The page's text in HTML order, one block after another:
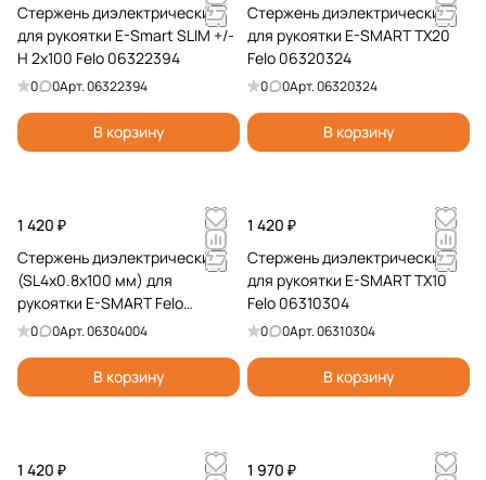
Стержень диэлектрический
для рукоятки E-Smart SLIM +/-
H 2x100 Felo 06322394
0 0Арт.06322394
В корзину
Стержень диэлектрический
для рукоятки E-SMART TX20
Felo 06320324
0 0Арт.06320324
В корзину
1 420 ₽
Стержень диэлектрический
(SL4х0.8х100 мм) для
рукоятки E-SMART Felo
06304004
0 0Арт.06304004
В корзину
1 420 ₽
Стержень диэлектрический
для рукоятки E-SMART TX10
Felo 06310304
0 0Арт.06310304
В корзину
1 420 ₽
1 970 ₽